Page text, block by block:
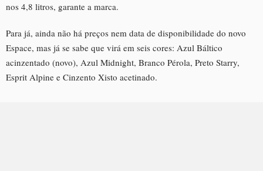
nos 4,8 litros, garante a marca.
Para já, ainda não há preços nem data de disponibilidade do novo
Espace, mas já se sabe que virá em seis cores: Azul Báltico
acinzentado (novo), Azul Midnight, Branco Pérola, Preto Starry,
Esprit Alpine e Cinzento Xisto acetinado.